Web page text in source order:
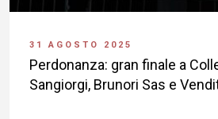
31 AGOSTO 2025
Perdonanza: gran finale a
Sangiorgi, Brunori Sas e